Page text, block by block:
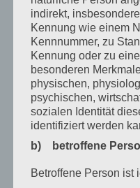
Oktober 2019
August 2019
Juli 2019
Oktober 2017
Juli 2017
Schlagwörter
Andrea Lorenz
indirekt,
Kennung wie einem
Kennnummer, zu
Kennung oder zu
besonderen
physischen,
psychischen,
sozialen Identität
identifiziert werden
b) betroffene
Betroffene Person ist